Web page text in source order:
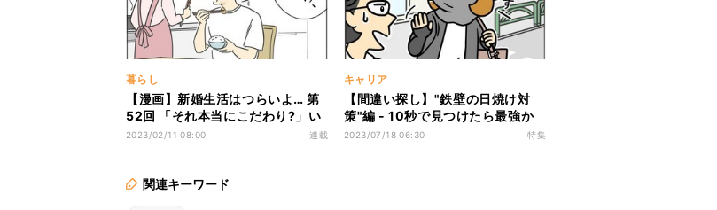
暮らし
【漫画】新婚生活はつらいよ… 第
52回 「それ本当にこだわり?」い
らっとさせる夫の極端な食生活
2023/02/11 08:00 連載
キャリア
【間違い探し】"鉄壁の日焼け対
策"編 - 10秒で見つけたら最強か
も! 間違いだらけの新入社員
2023/07/18 06:30 特集
関連キーワード